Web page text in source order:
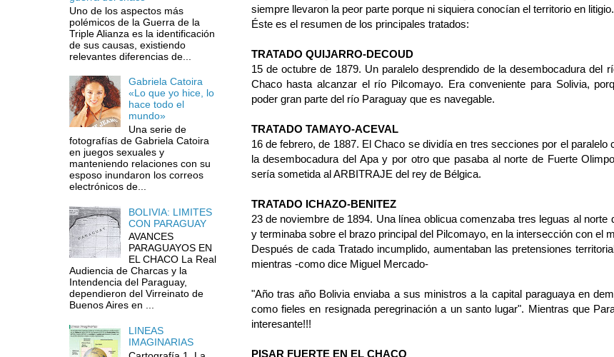
siempre llevaron la peor parte porque ni siquiera conocían el territorio en litigio.
Éste es el resumen de los principales tratados:
TRATADO QUIJARRO-DECOUD
15 de octubre de 1879. Un paralelo desprendido de la desembocadura del
Chaco hasta al­canzar el río Pilcomayo. Era conveniente para Solivia,
poder gran parte del río Paraguay que es navegable.
TRATADO TAMAYO-ACEVAL
16 de febrero, de 1887. El Chaco se dividía en tres secciones por el paralelo
la de­sembocadura del Apa y por otro que pasaba al norte de Fuerte
sería so­metida al ARBITRAJE del rey de Bélgica.
TRATADO ICHAZO-BENITEZ
23 de noviembre de 1894. Una línea oblicua comenzaba tres leguas al norte
y terminaba sobre el brazo principal del Pil­comayo, en la intersec­ción con el
Después de cada Trata­do incumplido, aumenta­ban las pretensiones
mientras -como dice Mi­guel Mercado-
"Año tras año Bolivia enviaba a sus ministros a la capital paraguaya en
como fieles en resignada peregrinación a un santo lugar". Mientras que
interesante!!!
PISAR FUERTE EN EL CHACO
Uno de los aspectos más
polémicos de la Guerra de la
Triple Alianza es la identificación
de sus causas, existiendo
relevantes diferencias de...
Gabriela Catoira
«Lo que yo hice, lo
hace todo el
mundo»
Una serie de
fotografías de Gabriela Catoira
en juegos sexuales y
manteniendo relaciones con su
esposo inundaron los correos
electrónicos de...
BOLIVIA: LIMITES
CON PARAGUAY
AVANCES
PARAGUAYOS EN
EL CHACO La Real
Audiencia de Charcas y la
Intendencia del Paraguay,
dependieron del Virreinato de
Buenos Aires en ...
LINEAS
IMAGINARIAS